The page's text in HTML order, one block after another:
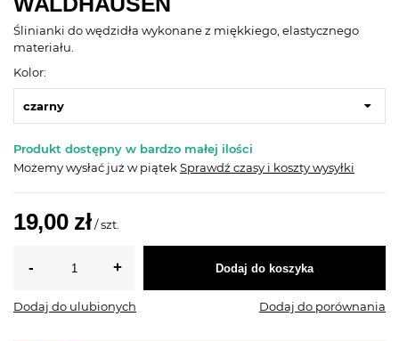
Ślinianki do wędzidła wykonane z miękkiego, elastycznego
materiału.
Kolor:
czarny
Produkt dostępny w bardzo małej ilości
Możemy wysłać już w piątekSprawdź czasy i koszty wysyłki
19,00 zł /szt.
Dodaj do koszyka
Dodaj do ulubionych Dodaj do porównania